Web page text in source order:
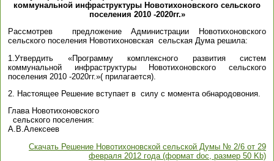
коммунальной инфраструктуры Новотихоновского сельского
поселения 2010 -2020гг.»
Рассмотрев предложение Администрации Новотихоновского
сельского поселения Новотихоновская сельская Дума решила:
1.Утвердить «Программу комплексного развития систем
коммунальной инфраструктуры Новотихоновского сельского
поселения 2010 -2020гг.»( прилагается).
2. Настоящее Решение вступает в силу с момента обнародовония.
Глава Новотихоновского
сельского поселения:
А.В.Алексеев
Скачать Решение Новотихоновской сельской Думы № 2/6 от 29
февраля 2012 года (формат doc, размер 50 Kb)